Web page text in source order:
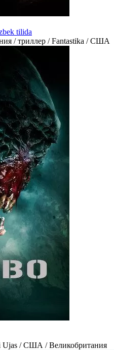
tilida
/ триллер / Fantastika / США
Ujas / США / Великобритания